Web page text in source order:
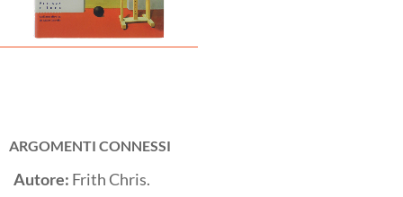
ARGOMENTI CONNESSI
Autore: Frith Chris.